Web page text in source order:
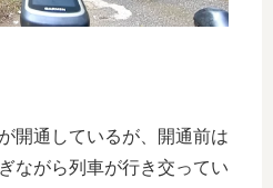
開通しているが、開通前は
ながら列車が行き交ってい